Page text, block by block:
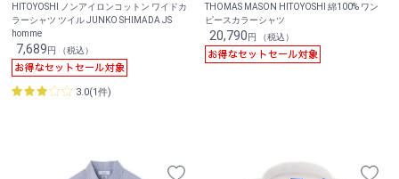
HITOYOSHI ノンアイロンコットン ワイドカ
ラーシャツ ツイル JUNKO SHIMADA JS
homme
7,689円 （税込）
3.0(1件)
THOMAS MASON HITOYOSHI 綿100% ワン
ピースカラーシャツ
20,790円 （税込）